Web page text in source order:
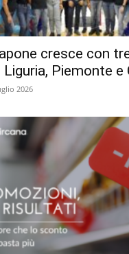
cresce con
Piemonte e
2026